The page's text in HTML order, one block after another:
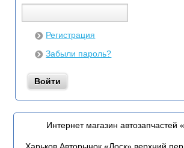
Регистрация
Забыли пароль?
Интернет магазин автозапчастей